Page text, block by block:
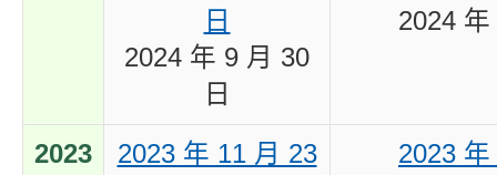
日
2024 年 9 月 30
日
2024
2023
2023 年 11 月 23
2023